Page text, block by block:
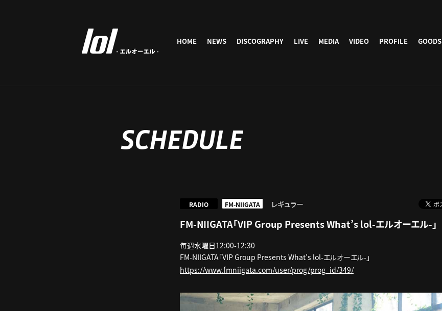
HOME NEWS DISCOGRAPHY LIVE MEDIA VIDEO PROFILE GOODS
SCHEDULE
レギュラー
RADIO FM-NIIGATA
FM-NIIGATA「VIP Group Presents What’s lol-エルオーエル-」
毎週水曜日12:00-12:30
FM-NIIGATA「VIP Group Presents What’s lol-エルオーエル-」
https://www.fmniigata.com/user/prog/prog_id/349/